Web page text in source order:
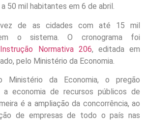
50 mil habitantes em 6 de abril.
de as cidades com até 15 mil
o sistema. O cronograma foi
Instrução Normativa 206, editada em
pelo Ministério da Economia.
da Economia, o pregão
a economia de recursos públicos de
é a ampliação da concorrência, ao
de empresas de todo o país nas